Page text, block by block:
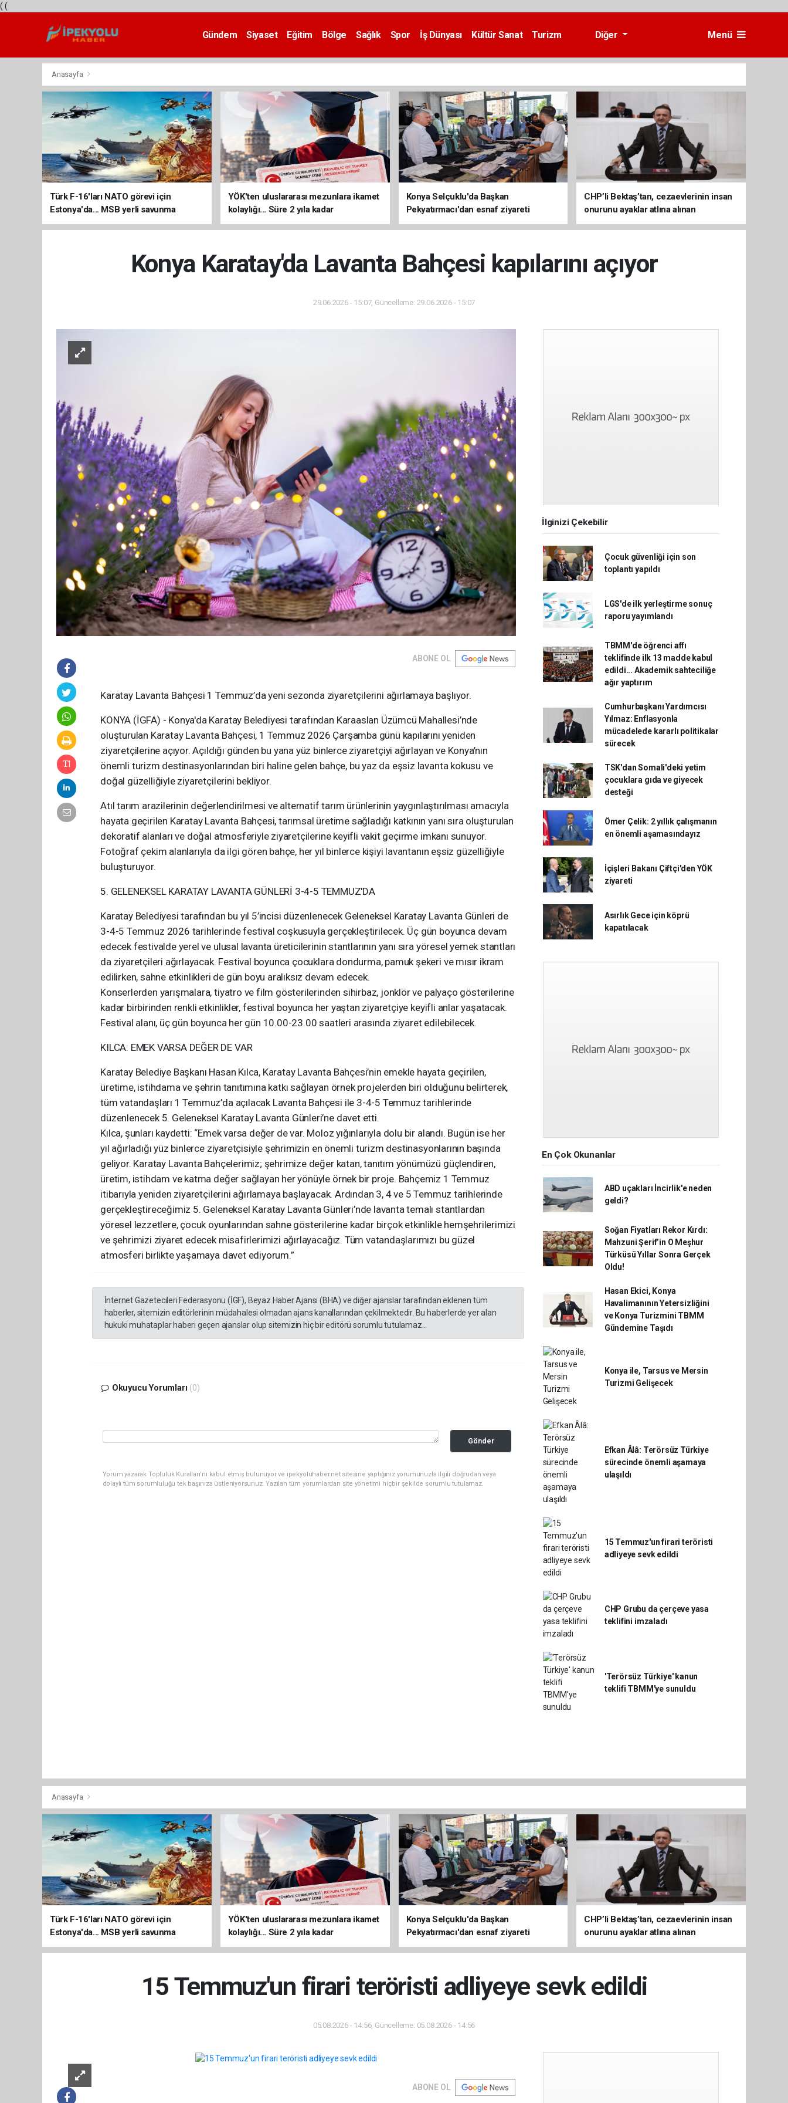
( (
Gündem Siyaset Eğitim Bölge Sağlık Spor İş Dünyası Kültür Sanat
Turizm
Diğer Menü
Anasayfa
Türk F-16'ları NATO görevi için
Estonya'da... MSB yerli savunma
sistemleriyle güçleniyor
YÖK'ten uluslararası mezunlara ikamet
kolaylığı... Süre 2 yıla kadar
uzatılabilecek
Konya Selçuklu'da Başkan
Pekyatırmacı'dan esnaf ziyareti
CHP’li Bektaş’tan, cezaevlerinin insan
onurunu ayaklar atlına alınan
mekânlara dönüşmesine tepki
Konya Karatay'da Lavanta Bahçesi kapılarını açıyor
29.06.2026 - 15:07, Güncelleme: 29.06.2026 - 15:07
ABONE OL
Karatay Lavanta Bahçesi 1 Temmuz’da yeni sezonda ziyaretçilerini ağırlamaya başlıyor.
KONYA (İGFA) - Konya'da Karatay Belediyesi tarafından Karaaslan Üzümcü Mahallesi’nde
oluşturulan Karatay Lavanta Bahçesi, 1 Temmuz 2026 Çarşamba günü kapılarını yeniden
ziyaretçilerine açıyor. Açıldığı günden bu yana yüz binlerce ziyaretçiyi ağırlayan ve Konya’nın
önemli turizm destinasyonlarından biri haline gelen bahçe, bu yaz da eşsiz lavanta kokusu ve
doğal güzelliğiyle ziyaretçilerini bekliyor.
Atıl tarım arazilerinin değerlendirilmesi ve alternatif tarım ürünlerinin yaygınlaştırılması amacıyla
hayata geçirilen Karatay Lavanta Bahçesi, tarımsal üretime sağladığı katkının yanı sıra oluşturulan
dekoratif alanları ve doğal atmosferiyle ziyaretçilerine keyifli vakit geçirme imkanı sunuyor.
Fotoğraf çekim alanlarıyla da ilgi gören bahçe, her yıl binlerce kişiyi lavantanın eşsiz güzelliğiyle
buluşturuyor.
5. GELENEKSEL KARATAY LAVANTA GÜNLERİ 3-4-5 TEMMUZ'DA
Karatay Belediyesi tarafından bu yıl 5’incisi düzenlenecek Geleneksel Karatay Lavanta Günleri de
3-4-5 Temmuz 2026 tarihlerinde festival coşkusuyla gerçekleştirilecek. Üç gün boyunca devam
edecek festivalde yerel ve ulusal lavanta üreticilerinin stantlarının yanı sıra yöresel yemek stantları
da ziyaretçileri ağırlayacak. Festival boyunca çocuklara dondurma, pamuk şekeri ve mısır ikram
edilirken, sahne etkinlikleri de gün boyu aralıksız devam edecek.
Konserlerden yarışmalara, tiyatro ve film gösterilerinden sihirbaz, jonklör ve palyaço gösterilerine
kadar birbirinden renkli etkinlikler, festival boyunca her yaştan ziyaretçiye keyifli anlar yaşatacak.
Festival alanı, üç gün boyunca her gün 10.00-23.00 saatleri arasında ziyaret edilebilecek.
KILCA: EMEK VARSA DEĞER DE VAR
Karatay Belediye Başkanı Hasan Kılca, Karatay Lavanta Bahçesi’nin emekle hayata geçirilen,
üretime, istihdama ve şehrin tanıtımına katkı sağlayan örnek projelerden biri olduğunu belirterek,
tüm vatandaşları 1 Temmuz’da açılacak Lavanta Bahçesi ile 3-4-5 Temmuz tarihlerinde
düzenlenecek 5. Geleneksel Karatay Lavanta Günleri’ne davet etti.
Kılca, şunları kaydetti: “Emek varsa değer de var. Moloz yığınlarıyla dolu bir alandı. Bugün ise her
yıl ağırladığı yüz binlerce ziyaretçisiyle şehrimizin en önemli turizm destinasyonlarının başında
geliyor. Karatay Lavanta Bahçelerimiz; şehrimize değer katan, tanıtım yönümüzü güçlendiren,
üretim, istihdam ve katma değer sağlayan her yönüyle örnek bir proje. Bahçemiz 1 Temmuz
itibarıyla yeniden ziyaretçilerini ağırlamaya başlayacak. Ardından 3, 4 ve 5 Temmuz tarihlerinde
gerçekleştireceğimiz 5. Geleneksel Karatay Lavanta Günleri’nde lavanta temalı stantlardan
yöresel lezzetlere, çocuk oyunlarından sahne gösterilerine kadar birçok etkinlikle hemşehrilerimizi
ve şehrimizi ziyaret edecek misafirlerimizi ağırlayacağız. Tüm vatandaşlarımızı bu güzel
atmosferi birlikte yaşamaya davet ediyorum.”
İnternet Gazetecileri Federasyonu (İGF), Beyaz Haber Ajansı (BHA) ve diğer ajanslar tarafından eklenen tüm
haberler, sitemizin editörlerinin müdahalesi olmadan ajans kanallarından çekilmektedir. Bu haberlerde yer alan
hukuki muhataplar haberi geçen ajanslar olup sitemizin hiç bir editörü sorumlu tutulamaz...
Okuyucu Yorumları (0)
Gönder
Yorum yazarak Topluluk Kuralları’nı kabul etmiş bulunuyor ve ipekyoluhaber.net sitesine yaptığınız yorumunuzla ilgili doğrudan veya
dolaylı tüm sorumluluğu tek başınıza üstleniyorsunuz. Yazılan tüm yorumlardan site yönetimi hiçbir şekilde sorumlu tutulamaz.
İlginizi Çekebilir
Çocuk güvenliği için son
toplantı yapıldı
LGS'de ilk yerleştirme sonuç
raporu yayımlandı
TBMM'de öğrenci affı
teklifinde ilk 13 madde kabul
edildi... Akademik sahteciliğe
ağır yaptırım
Cumhurbaşkanı Yardımcısı
Yılmaz: Enflasyonla
mücadelede kararlı politikalar
sürecek
TSK'dan Somali'deki yetim
çocuklara gıda ve giyecek
desteği
Ömer Çelik: 2 yıllık çalışmanın
en önemli aşamasındayız
İçişleri Bakanı Çiftçi'den YÖK
ziyareti
Asırlık Gece için köprü
kapatılacak
En Çok Okunanlar
ABD uçakları İncirlik'e neden
geldi?
Soğan Fiyatları Rekor Kırdı:
Mahzuni Şerif’in O Meşhur
Türküsü Yıllar Sonra Gerçek
Oldu!
Hasan Ekici, Konya
Havalimanının Yetersizliğini
ve Konya Turizmini TBMM
Gündemine Taşıdı
Konya ile, Tarsus ve Mersin
Turizmi Gelişecek
Efkan Âlâ: Terörsüz Türkiye
sürecinde önemli aşamaya
ulaşıldı
15 Temmuz'un firari teröristi
adliyeye sevk edildi
CHP Grubu da çerçeve yasa
teklifini imzaladı
'Terörsüz Türkiye' kanun
teklifi TBMM'ye sunuldu
Anasayfa
Türk F-16'ları NATO görevi için
Estonya'da... MSB yerli savunma
sistemleriyle güçleniyor
YÖK'ten uluslararası mezunlara ikamet
kolaylığı... Süre 2 yıla kadar
uzatılabilecek
Konya Selçuklu'da Başkan
Pekyatırmacı'dan esnaf ziyareti
CHP’li Bektaş’tan, cezaevlerinin insan
onurunu ayaklar atlına alınan
mekânlara dönüşmesine tepki
15 Temmuz'un firari teröristi adliyeye sevk edildi
05.08.2026 - 14:56, Güncelleme: 05.08.2026 - 14:56
ABONE OL